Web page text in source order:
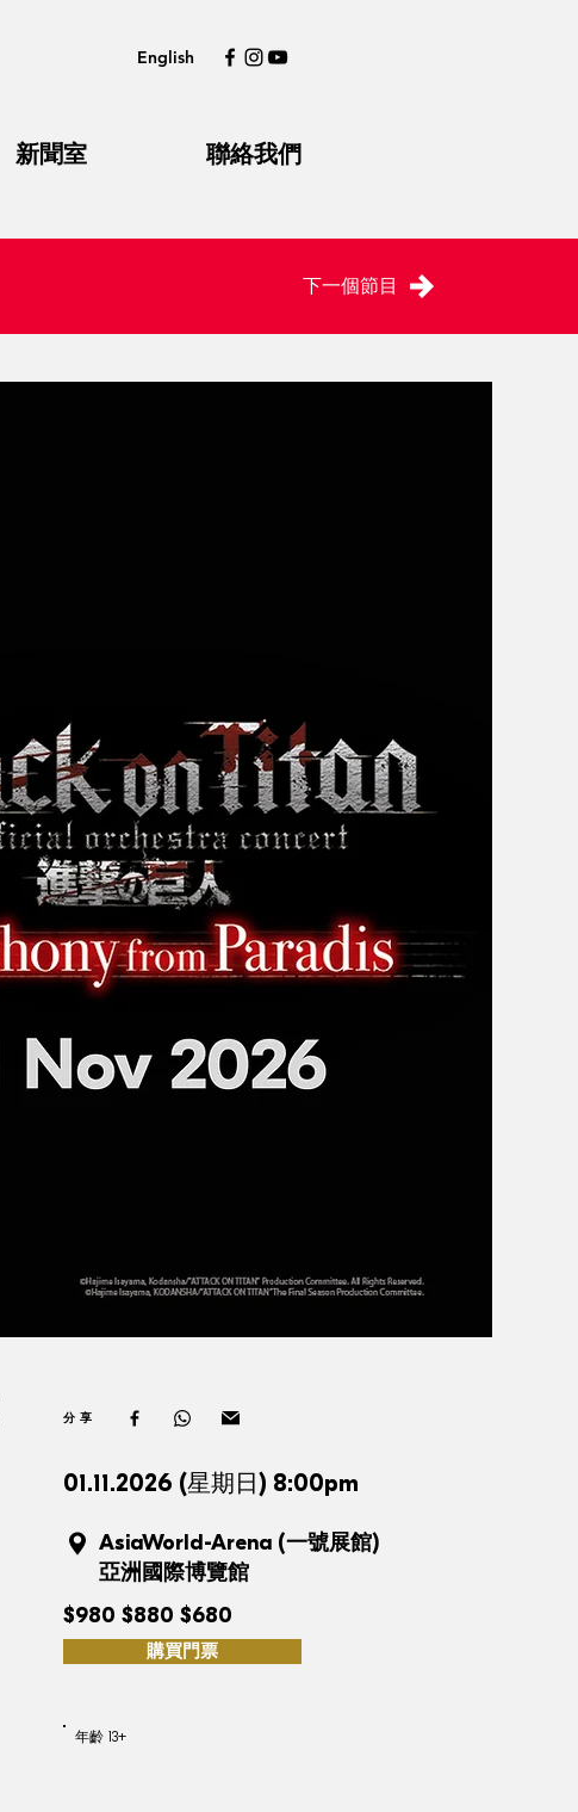
English
新聞室 聯絡我們
下一個節目
分享
01.11.2026 (星期日) 8:00pm
AsiaWorld-Arena (一號展館)
亞洲國際博覽館
$980 $880 $680
購買門票
年齡 13+